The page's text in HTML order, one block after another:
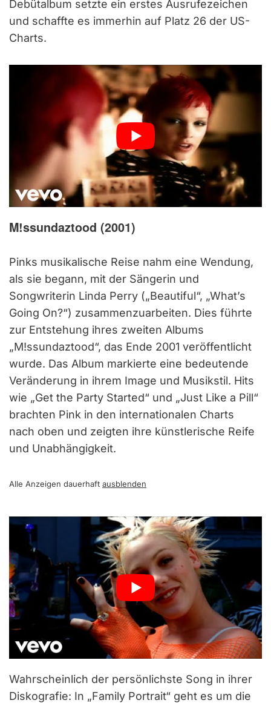
Debütalbum setzte ein erstes Ausrufezeichen
und schaffte es immerhin auf Platz 26 der US-
Charts.
M!ssundaztood (2001)
Pinks musikalische Reise nahm eine Wendung,
als sie begann, mit der Sängerin und
Songwriterin Linda Perry („Beautiful“, „What’s
Going On?“) zusammenzuarbeiten. Dies führte
zur Entstehung ihres zweiten Albums
„M!ssundaztood“, das Ende 2001 veröffentlicht
wurde. Das Album markierte eine bedeutende
Veränderung in ihrem Image und Musikstil. Hits
wie „Get the Party Started“ und „Just Like a Pill“
brachten Pink in den internationalen Charts
nach oben und zeigten ihre künstlerische Reife
und Unabhängigkeit.
Alle Anzeigen dauerhaft ausblenden
Wahrscheinlich der persönlichste Song in ihrer
Diskografie: In „Family Portrait“ geht es um die